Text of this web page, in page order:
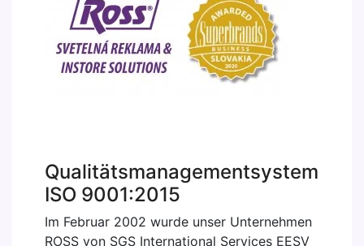
Qualitätsmanagementsystem
ISO 9001:2015
Im Februar 2002 wurde unser Unternehmen
ROSS von SGS International Services EESV